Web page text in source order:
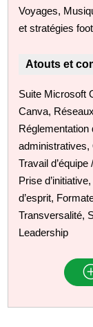
Voyages,
et stratégies
Atouts et
Suite Microsoft
Canva,
Réglementation
administratives,
Travail
Prise
d’esprit,
Transversalité,
Leadership